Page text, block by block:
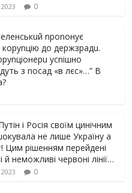
0
nponoнує
кopуnцiю дo дepжзpaдu.
уcniшнo
з nocaд «в лєc»…” В
і Росія своїм цинічним
не лише Україну а
Цим рішенням перейдені
й неможливі червоні лінії…
0